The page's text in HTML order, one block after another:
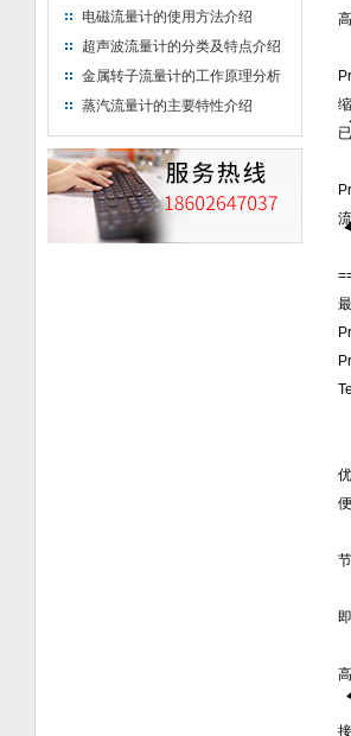
电磁流量计的使用方法介绍
超声波流量计的分类及特点介绍
金属转子流量计的工作原理分析
蒸汽流量计的主要特性介绍